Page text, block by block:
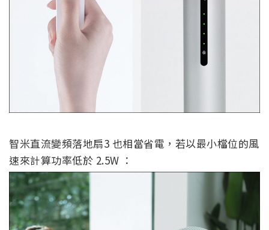
智米直流變頻落地扇3 也相當省電，若以最小檔位的風
速來計算功率低於 2.5W ：